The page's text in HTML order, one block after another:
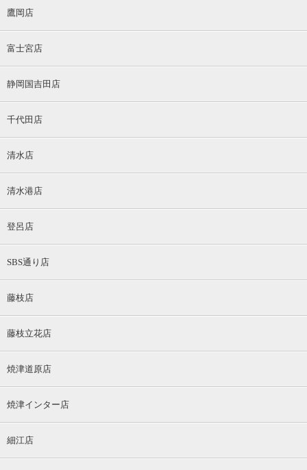
鷹岡店
富士宮店
静岡国吉田店
千代田店
清水店
清水港店
登呂店
SBS通り店
藤枝店
藤枝立花店
焼津道原店
焼津インター店
細江店